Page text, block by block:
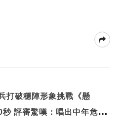
打破穩陣形象挑戰《懸
秒 評審驚嘆：唱出中年危